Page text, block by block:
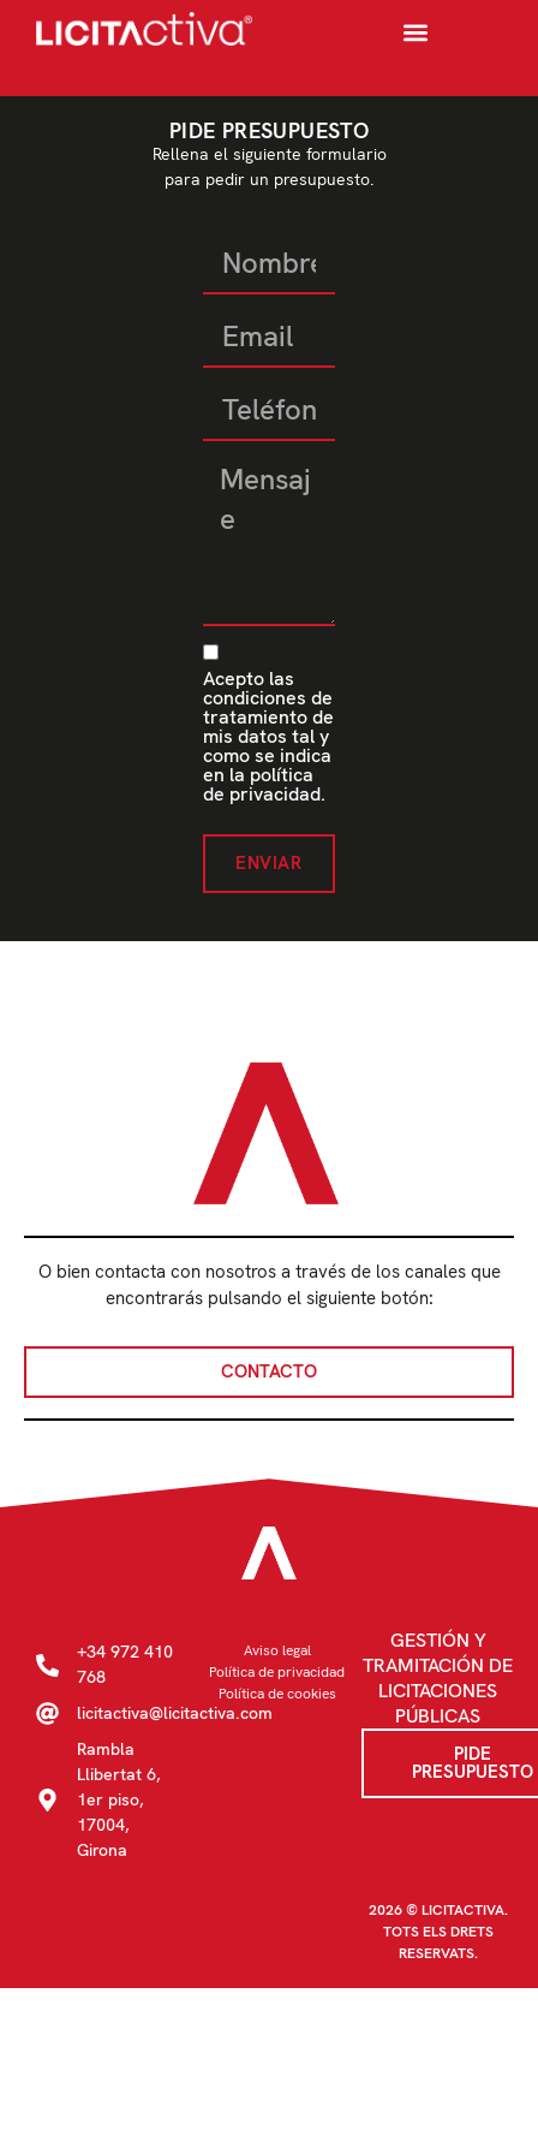
PIDE PRESUPUESTO
Rellena el siguiente formulario
para pedir un presupuesto.
Acepto las
condiciones de
tratamiento de
mis datos tal y
como se indica
en la política
de privacidad.
ENVIAR
O bien contacta con nosotros a través de los canales que
encontrarás pulsando el siguiente botón:
CONTACTO
+34 972 410
768
licitactiva@licitactiva.com
Rambla
Llibertat 6,
1er piso,
17004,
Girona
Aviso legal
Política de privacidad
Política de cookies
GESTIÓN Y
TRAMITACIÓN DE
LICITACIONES
PÚBLICAS
PIDE
PRESUPUESTO
2026 © LICITACTIVA.
TOTS ELS DRETS
RESERVATS.